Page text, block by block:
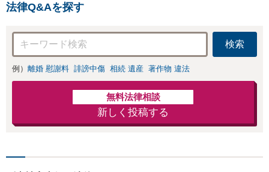
で金銭的に満足で
きる解決を目指し
ます。
法律Q&Aを探す
検索
例） 離婚 慰謝料 誹謗中傷 相続 遺産 著作物 違法
無料法律相談
新しく投稿する